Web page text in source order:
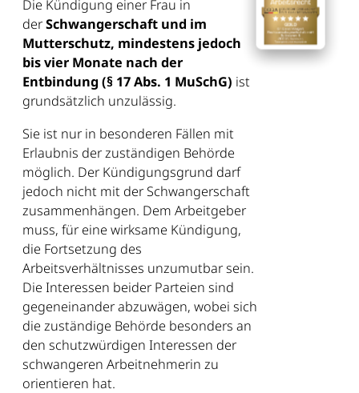
Die Kündigung einer Frau in
derSchwangerschaft und im
Mutterschutz, mindestens jedoch
bis vier Monate nach der
Entbindung (§ 17 Abs. 1 MuSchG) ist
grundsätzlich unzulässig.
Sie ist nur in besonderen Fällen mit
Erlaubnis der zuständigen Behörde
möglich. Der Kündigungsgrund darf
jedoch nicht mit der Schwangerschaft
zusammenhängen. Dem Arbeitgeber
muss, für eine wirksame Kündigung,
die Fortsetzung des
Arbeitsverhältnisses unzumutbar sein.
Die Interessen beider Parteien sind
gegeneinander abzuwägen, wobei sich
die zuständige Behörde besonders an
den schutzwürdigen Interessen der
schwangeren Arbeitnehmerin zu
orientieren hat.